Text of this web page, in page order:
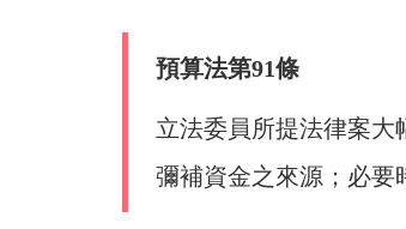
預算法第91條
立法委員所提法律案大
彌補資金之來源；必要